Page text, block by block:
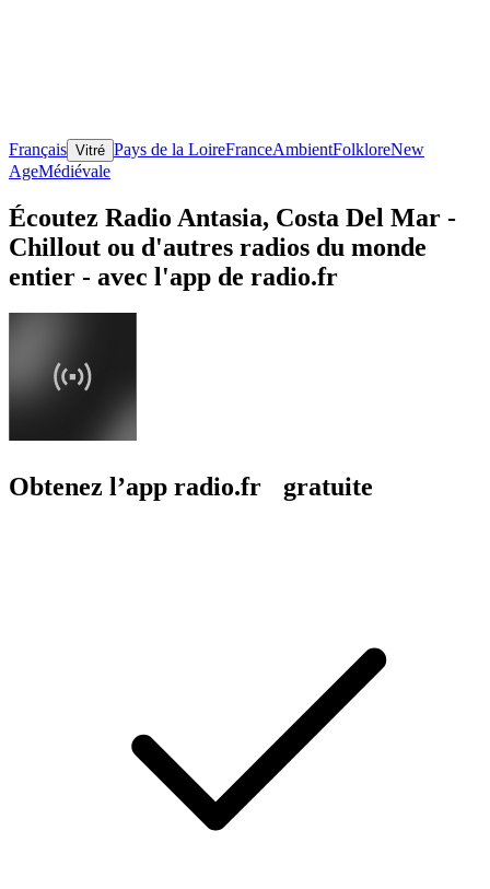
Français Vitré Pays de la LoireFranceAmbientFolkloreNew
AgeMédiévale
Écoutez Radio Antasia, Costa Del Mar -
Chillout ou d'autres radios du monde
entier - avec l'app de radio.fr
Obtenez l’app radio.fr gratuite